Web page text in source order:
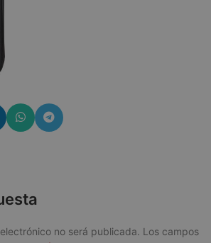
no será publicada. Los campos